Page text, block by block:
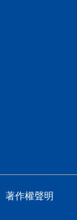
著作權聲明